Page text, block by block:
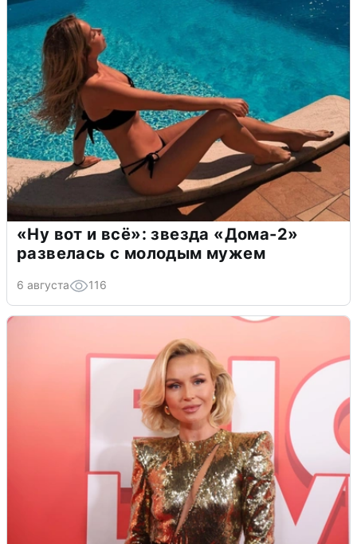
«Ну вот и всё»: звезда «Дома-2»
развелась с молодым мужем
6 августа 116